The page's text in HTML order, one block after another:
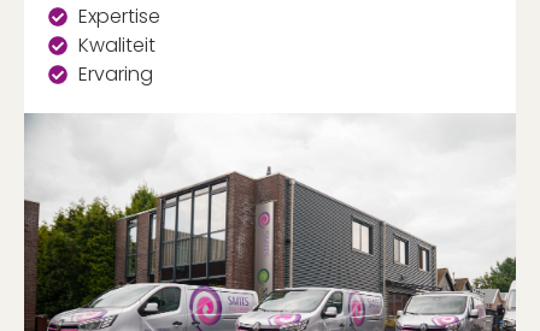
Expertise
Kwaliteit
Ervaring